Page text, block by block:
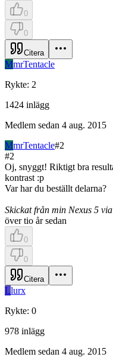
0
0
Citera
MmrTentacle
Rykte: 2
1424 inlägg
Medlem sedan 4 aug. 2015
MmrTentacle#2
#2
Oj, snyggt! Riktigt bra
kontrast :p
Var har du beställt delarna?
Skickat från min Nexus 5
över tio år sedan
0
0
Citera
Llurx
Rykte: 0
978 inlägg
Medlem sedan 4 aug. 2015